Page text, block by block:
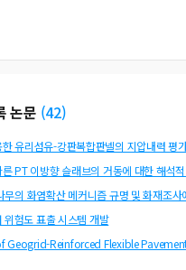
논문 (42)
유리섬유-강판복합판넬의 지압내력 평
PT 이방향 슬래브의 거동에 대한 해석
무의 화염확산 메커니즘 규명 및 화재조사
위험도 표출 시스템 개발
Geogrid-Reinforced Flexible